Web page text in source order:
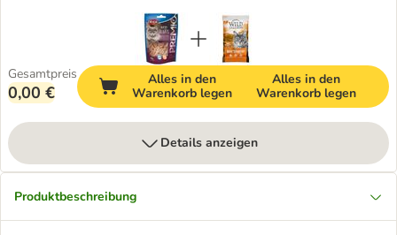
Gesamtpreis
0,00 €
Alles in den
Warenkorb legen
Alles in den
Warenkorb legen
Details anzeigen
Produktbeschreibung